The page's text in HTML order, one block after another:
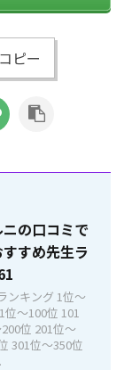
ピー
の口コミで
すめ先生ラ
ンキング 1位〜
〜100位 101
位 201位〜
301位〜350位